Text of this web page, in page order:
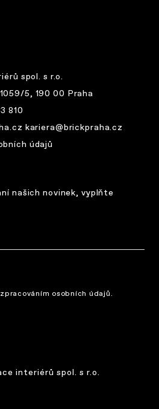
spol. s r.o.
5, 190 00 Praha
810
kariera@brickpraha.cz
údajů
našich novinek, vyplňte
osobních údajů.
interiérů spol. s r.o.